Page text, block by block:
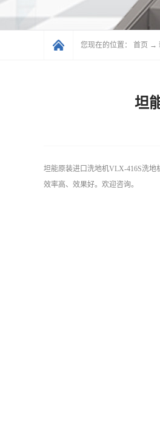
您现在的位置： 首页 →
坦
坦能原装进口洗地机VLX-416S洗
效率高、效果好。欢迎咨询。